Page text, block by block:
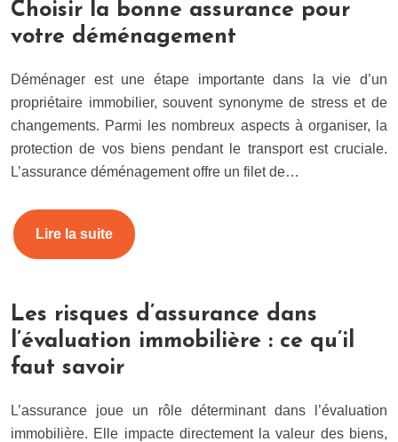
Choisir la bonne assurance pour
votre déménagement
Déménager est une étape importante dans la vie d’un
propriétaire immobilier, souvent synonyme de stress et de
changements. Parmi les nombreux aspects à organiser, la
protection de vos biens pendant le transport est cruciale.
L’assurance déménagement offre un filet de…
Lire la suite
Les risques d’assurance dans
l’évaluation immobilière : ce qu’il
faut savoir
L’assurance joue un rôle déterminant dans l’évaluation
immobilière. Elle impacte directement la valeur des biens,